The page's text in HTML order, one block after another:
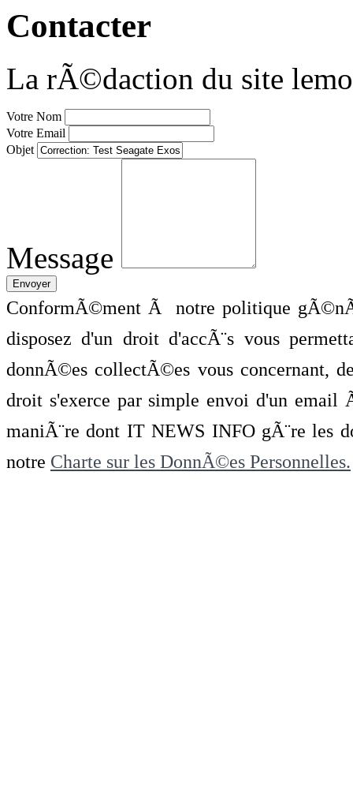
Contacter
La rÃ©daction du site
Votre Nom
Votre Email
Objet
Message
ConformÃ©ment Ã notre politique
disposez d'un droit d'accÃ¨s vous
donnÃ©es collectÃ©es vous concernant,
droit s'exerce par simple envoi d'un
maniÃ¨re dont IT NEWS INFO gÃ¨re les
notre Charte sur les DonnÃ©es Personnelles.